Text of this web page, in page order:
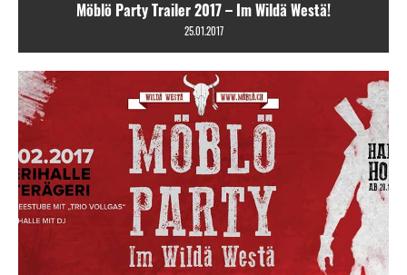
Möblö Party Trailer 2017 – Im Wildä Westä!
25.01.2017